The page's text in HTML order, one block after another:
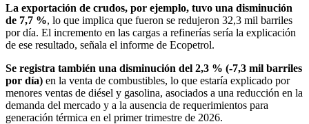
La exportación de crudos, por ejemplo, tuvo una disminución
de 7,7 %, lo que implica que fueron se redujeron 32,3 mil barriles
por día. El incremento en las cargas a refinerías sería la explicación
de ese resultado, señala el informe de Ecopetrol.
Se registra también una disminución del 2,3 % (-7,3 mil barriles
por día) en la venta de combustibles, lo que estaría explicado por
menores ventas de diésel y gasolina, asociados a una reducción en la
demanda del mercado y a la ausencia de requerimientos para
generación térmica en el primer trimestre de 2026.